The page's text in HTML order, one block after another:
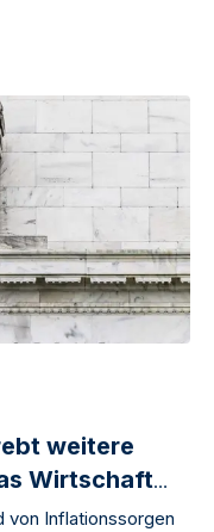
weitere
Wirtschaft
von Inflationssorgen